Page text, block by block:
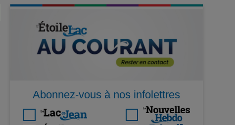
Abonnez-vous à nos infolettres